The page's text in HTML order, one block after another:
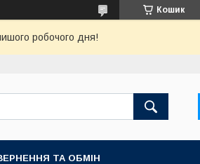
Кошик
робочого дня!
ТА ОБМІН